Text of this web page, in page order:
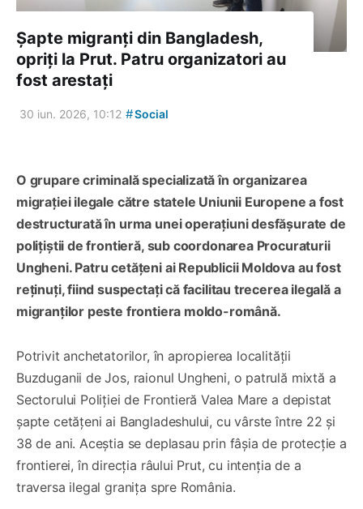
Șapte migranți din Bangladesh,
opriți la Prut. Patru organizatori au
fost arestați
30 iun. 2026, 10:12 #Social
O grupare criminală specializată în organizarea
migrației ilegale către statele Uniunii Europene a fost
destructurată în urma unei operațiuni desfășurate de
polițiștii de frontieră, sub coordonarea Procuraturii
Ungheni. Patru cetățeni ai Republicii Moldova au fost
reținuți, fiind suspectați că facilitau trecerea ilegală a
migranților peste frontiera moldo-română.
Potrivit anchetatorilor, în apropierea localității
Buzduganii de Jos, raionul Ungheni, o patrulă mixtă a
Sectorului Poliției de Frontieră Valea Mare a depistat
șapte cetățeni ai Bangladeshului, cu vârste între 22 și
38 de ani. Aceștia se deplasau prin fâșia de protecție a
frontierei, în direcția râului Prut, cu intenția de a
traversa ilegal granița spre România.